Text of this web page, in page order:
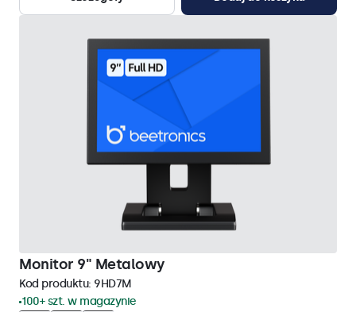
Monitor 9" Metalowy
Kod produktu: 9HD7M
100+ szt. w magazynie